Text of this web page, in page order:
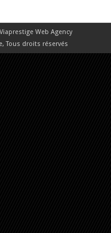
Viaprestige Web Agency
Tous droits réservés